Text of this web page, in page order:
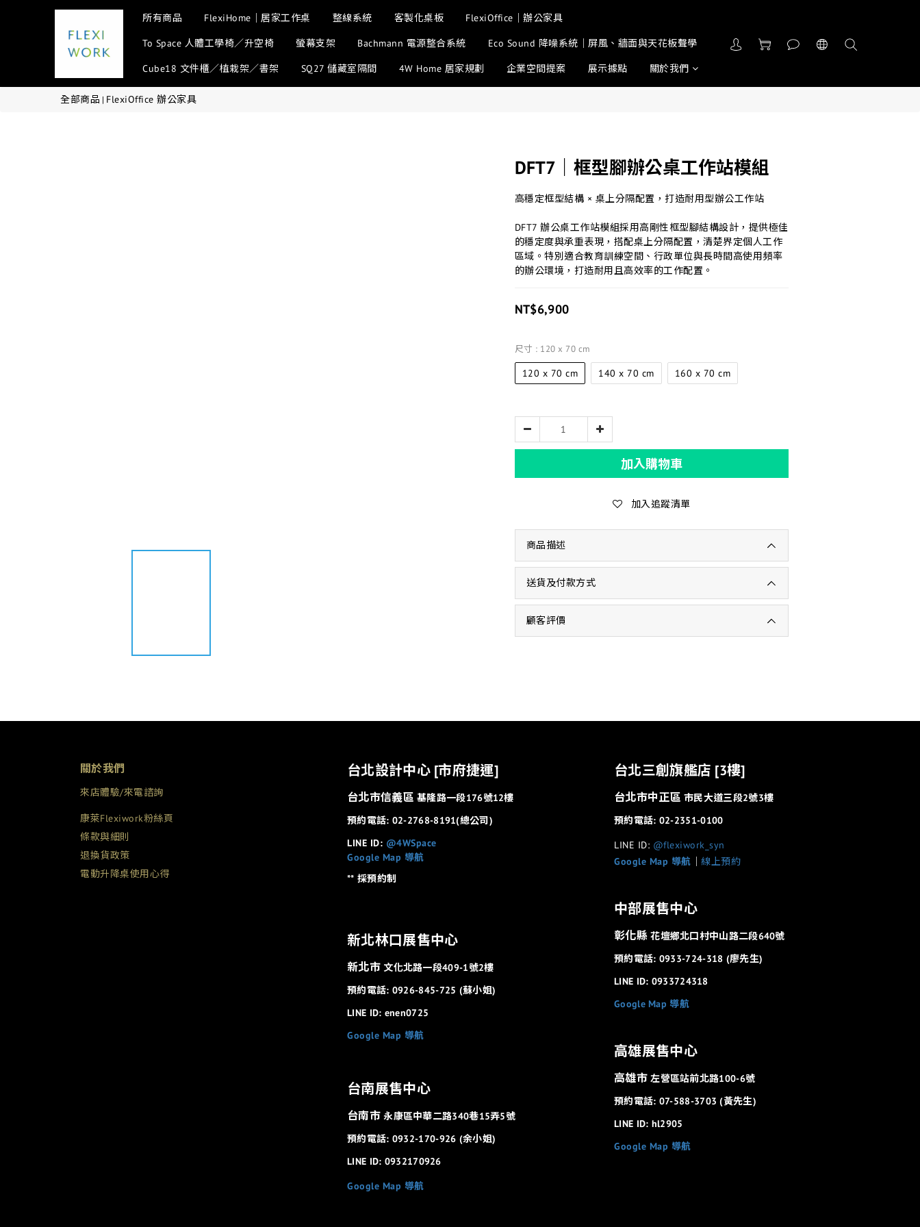
所有商品 FlexiHome｜居家工作桌 整線系統 客製化桌板 FlexiOffice｜辦公家具
To Space 人體工學椅／升空椅 螢幕支架 Bachmann 電源整合系統 Eco Sound 降噪系統｜屏風、牆面與天花板聲學
Cube18 文件櫃／植栽架／書架 SQ27 儲藏室隔間 4W Home 居家規劃 企業空間提案 展示據點 關於我們
全部商品 | FlexiOffice 辦公家具
DFT7｜框型腳辦公桌工作站模組
高穩定框型結構 × 桌上分隔配置，打造耐用型辦公工作站
DFT7 辦公桌工作站模組採用高剛性框型腳結構設計，提供極佳
的穩定度與承重表現，搭配桌上分隔配置，清楚界定個人工作
區域。特別適合教育訓練空間、行政單位與長時間高使用頻率
的辦公環境，打造耐用且高效率的工作配置。
NT$6,900
尺寸 : 120 x 70 cm
120 x 70 cm 140 x 70 cm 160 x 70 cm
加入購物車
加入追蹤清單
商品描述
送貨及付款方式
顧客評價
關於我們
來店體驗/來電諮詢
康萊Flexiwork粉絲頁
條款與細則
退換貨政策
電動升降桌使用心得
台北設計中心 [市府捷運]
台北市信義區基隆路一段176號12樓
預約電話: 02-2768-8191(總公司)
LINE ID: @4WSpace
Google Map 導航
** 採預約制
新北林口展售中心
新北市 文化北路一段409-1號2樓
預約電話: 0926-845-725 (蘇小姐)
LINE ID: enen0725
Google Map 導航
台南展售中心
台南市永康區中華二路340巷15弄5號
預約電話: 0932-170-926 (余小姐)
LINE ID: 0932170926
Google Map 導航
台北三創旗艦店 [3樓]
台北市中正區市民大道三段2號3樓
預約電話: 02-2351-0100
LINE ID: @flexiwork_syn
Google Map 導航
線上預約
中部展售中心
彰化縣花壇鄉北口村中山路二段640號
預約電話: 0933-724-318 (廖先生)
LINE ID: 0933724318
Google Map 導航
高雄展售中心
高雄市左營區站前北路100-6號
預約電話: 07-588-3703 (黃先生)
LINE ID: hl2905
Google Map 導航